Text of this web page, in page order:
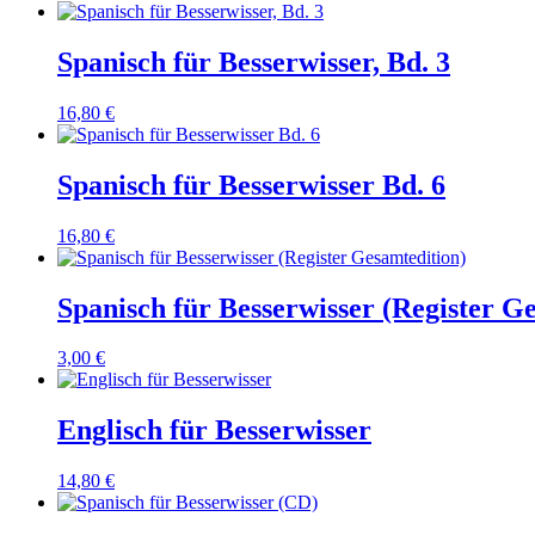
Spanisch für Besserwisser, Bd. 3
16,80 €
Spanisch für Besserwisser Bd. 6
16,80 €
Spanisch für Besserwisser (Register
3,00 €
Englisch für Besserwisser
14,80 €